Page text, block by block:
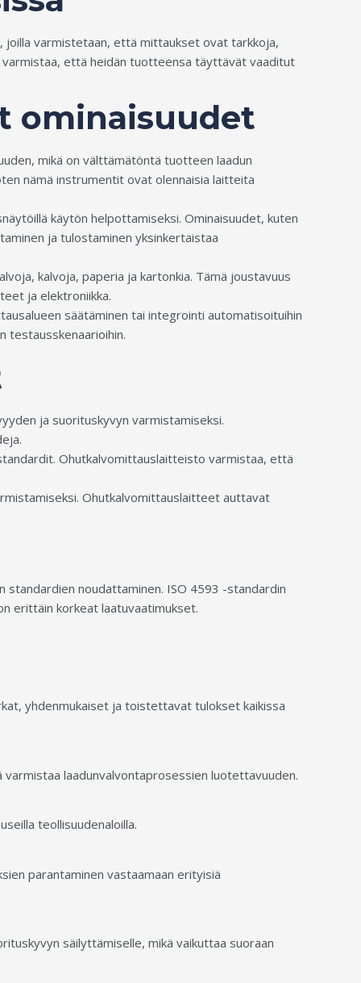
joilla varmistetaan, että mittaukset ovat tarkkoja,
että heidän tuotteensa täyttävät vaaditut
ominaisuudet
mikä on välttämätöntä tuotteen laadun
nämä instrumentit ovat olennaisia laitteita
käytön helpottamiseksi. Ominaisuudet, kuten
ja tulostaminen yksinkertaistaa
kalvoja, paperia ja kartonkia. Tämä joustavuus
ja elektroniikka.
säätäminen tai integrointi automatisoituihin
testausskenaarioihin.
ja suorituskyvyn varmistamiseksi.
Ohutkalvomittauslaitteisto varmistaa, että
Ohutkalvomittauslaitteet auttavat
noudattaminen. ISO 4593 -standardin
erittäin korkeat laatuvaatimukset.
yhdenmukaiset ja toistettavat tulokset kaikissa
laadunvalvontaprosessien luotettavuuden.
teollisuudenaloilla.
parantaminen vastaamaan erityisiä
säilyttämiselle, mikä vaikuttaa suoraan